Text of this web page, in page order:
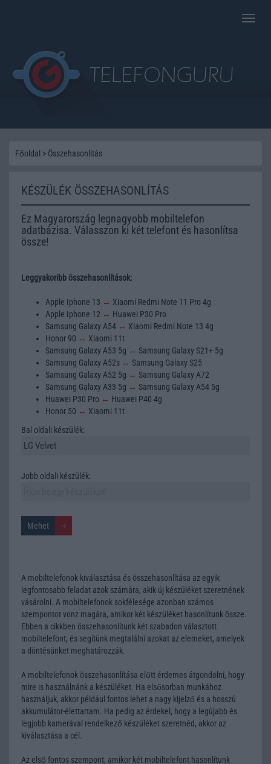
Toggle
Főoldal > Összehasonlítás
KÉSZÜLÉK ÖSSZEHASONLÍTÁS
Ez Magyarország legnagyobb mobiltelefon
adatbázisa. Válasszon ki két telefont és hasonlítsa
össze!
Leggyakoribb összehasonlítások:
Apple Iphone 13 ↔ Xiaomi Redmi Note 11 Pro 4g
Apple Iphone 12 ↔ Huawei P30 Pro
Samsung Galaxy A54 ↔ Xiaomi Redmi Note 13 4g
Honor 90 ↔ Xiaomi 11t
Samsung Galaxy A53 5g ↔ Samsung Galaxy S21+ 5g
Samsung Galaxy A52s ↔ Samsung Galaxy S25
Samsung Galaxy A52 5g ↔ Samsung Galaxy A72
Samsung Galaxy A33 5g ↔ Samsung Galaxy A54 5g
Huawei P30 Pro ↔ Huawei P40 4g
Honor 50 ↔ Xiaomi 11t
Bal oldali készülék:
Jobb oldali készülék:
A mobiltelefonok kiválasztása és összehasonlítása az egyik
legfontosabb feladat azok számára, akik új készüléket szeretnének
vásárolni. A mobiltelefonok sokfélesége azonban számos
szempontot vonz magára, amikor két készüléket hasonlítunk össze.
Ebben a cikkben összehasonlítunk két szabadon választott
mobiltelefont, és segítünk megtalálni azokat az elemeket, amelyek
a döntésünket meghatározzák.
A mobiltelefonok összehasonlítása előtt érdemes átgondolni, hogy
mire is használnánk a készüléket. Ha elsősorban munkához
használjuk, akkor például fontos lehet a nagy kijelző és a hosszú
akkumulátor-élettartam. Ha pedig az érdekel, hogy a legújabb és
legjobb kamerával rendelkező készüléket szeretnéd, akkor az
kiválasztása a cél.
Az első fontos szempont, amikor két mobiltelefont hasonlítunk